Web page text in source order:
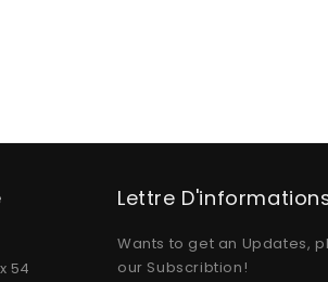
54
Lettre
Wants to get an Updates,
our Subscribtion!